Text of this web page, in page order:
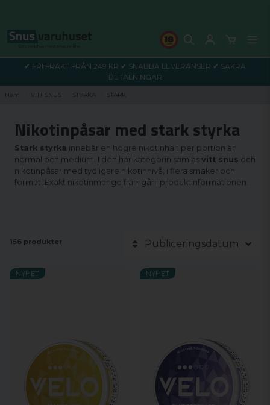
✔ FRI FRAKT FRÅN 249 KR ✔ SNABBA LEVERANSER ✔ SÄKRA
BETALNINGAR
Hem VITT SNUS STYRKA STARK
Nikotinpåsar med stark styrka
Stark styrka innebär en högre nikotinhalt per portion än
normal och medium. I den här kategorin samlas vitt snus och
nikotinpåsar med tydligare nikotinnivå, i flera smaker och
format. Exakt nikotinmängd framgår i produktinformationen.
156 produkter Publiceringsdatum
NYHET NYHET